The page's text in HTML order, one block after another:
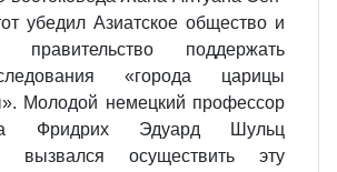
убедил Азиатское общество и
правительство поддержать
«города царицы
Молодой немецкий профессор
Фридрих Эдуард Шульц
вызвался осуществить эту